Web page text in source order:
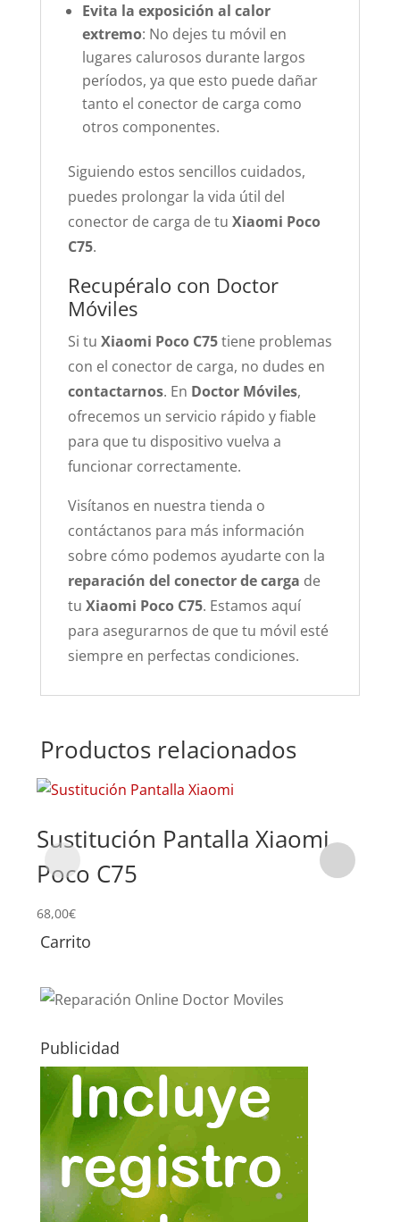
Evita la exposición al calor
extremo: No dejes tu móvil en
lugares calurosos durante largos
períodos, ya que esto puede dañar
tanto el conector de carga como
otros componentes.
Siguiendo estos sencillos cuidados,
puedes prolongar la vida útil del
conector de carga de tu Xiaomi Poco
C75.
Recupéralo con Doctor
Móviles
Si tu Xiaomi Poco C75tiene problemas
con el conector de carga, no dudes en
contactarnos. En Doctor Móviles,
ofrecemos un servicio rápido y fiable
para que tu dispositivo vuelva a
funcionar correctamente.
Visítanos en nuestra tienda o
contáctanos para más información
sobre cómo podemos ayudarte con la
reparación del conector de carga de
tu Xiaomi Poco C75. Estamos aquí
para asegurarnos de que tu móvil esté
siempre en perfectas condiciones.
Productos relacionados
Sustitución Pantalla Xiaomi
Poco C75
68,00€
Carrito
Publicidad